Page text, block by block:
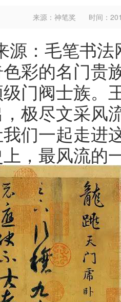
来源：神笔奖 时间：
：毛笔书法
彩的名门贵
门阀士族。
极尽文采风
们一起走进
，最风流的